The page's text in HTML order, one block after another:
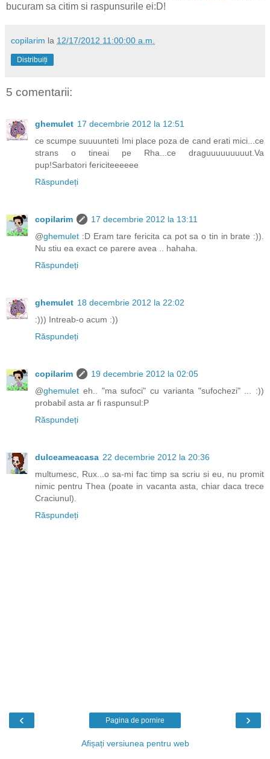
bucuram sa citim si raspunsurile ei:D!
copilarim la 12/17/2012 11:00:00 a.m.
Distribuiți
5 comentarii:
ghemulet 17 decembrie 2012 la 12:51
ce scumpe suuuunteti Imi place poza de cand erati mici...ce
strans o tineai pe Rha...ce draguuuuuuuuut.Va
pup!Sarbatori fericiteeeeee
Răspundeți
copilarim
17 decembrie 2012 la 13:11
@ghemulet :D Eram tare fericita ca pot sa o tin in brate :)).
Nu stiu ea exact ce parere avea .. hahaha.
Răspundeți
ghemulet 18 decembrie 2012 la 22:02
:))) Intreab-o acum :))
Răspundeți
copilarim
19 decembrie 2012 la 02:05
@ghemulet eh.. "ma sufoci" cu varianta "sufochezi" ... :))
probabil asta ar fi raspunsul:P
Răspundeți
dulceameacasa 22 decembrie 2012 la 20:36
multumesc, Rux...o sa-mi fac timp sa scriu si eu, nu promit
nimic pentru Thea (poate in vacanta asta, chiar daca trece
Craciunul).
Răspundeți
‹ ›
Pagina de pornire
Afișați versiunea pentru web